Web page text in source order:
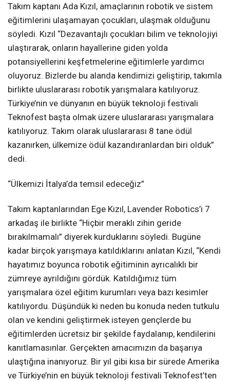
Takım kaptanı Ada Kızıl, amaçlarının robotik ve sistem
eğitimlerini ulaşamayan çocukları, ulaşmak olduğunu
söyledi. Kızıl “Dezavantajlı çocukları bilim ve teknolojiyi
ulaştırarak, onların hayallerine giden yolda
potansiyellerini keşfetmelerine eğitimlerle yardımcı
oluyoruz. Bizlerde bu alanda kendimizi geliştirip, takımla
birlikte uluslararası robotik yarışmalara katılıyoruz.
Türkiye’nin ve dünyanın en büyük teknoloji festivali
Teknofest başta olmak üzere uluslararası yarışmalara
katılıyoruz. Takım olarak uluslararası 8 tane ödül
kazanırken, ülkemize ödül kazandıranlardan biri olduk”
dedi.
“Ülkemizi İtalya’da temsil edeceğiz”
Takım kaptanlarından Ege Kızıl, Lavender Robotics’i 7
arkadaş ile birlikte “Hiçbir meraklı zihin geride
bırakılmamalı” diyerek kurduklarını söyledi. Bugüne
kadar birçok yarışmaya katıldıklarını anlatan Kızıl, “Kendi
hayatımız boyunca robotik eğitiminin ayrıcalıklı bir
zümreye ayrıldığını gördük. Katıldığımız tüm
yarışmalara özel eğitim kurumları veya bazı kesimler
katılıyordu. Düşündük ki neden bu konuda neden tutkulu
olan ve kendini geliştirmek isteyen gençlerde bu
eğitimlerden ücretsiz bir şekilde faydalanıp, kendilerini
kanıtlamasınlar. Gerçekten amacımızın da başarıya
ulaştığına inanıyoruz. Bir yıl gibi kısa bir sürede Amerika
ve Türkiye’nin en büyük teknoloji festivali Teknofest’ten